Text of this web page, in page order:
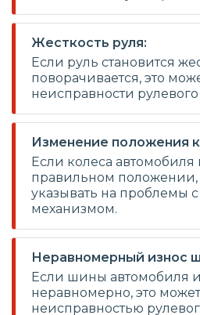
Жесткость руля:
Если руль становится
поворачивается, это
неисправности
Изменение положения
Если колеса автомобиля
правильном положении,
указывать на проблемы
механизмом.
Неравномерный износ
Если шины автомобиля
неравномерно, это
неисправностью